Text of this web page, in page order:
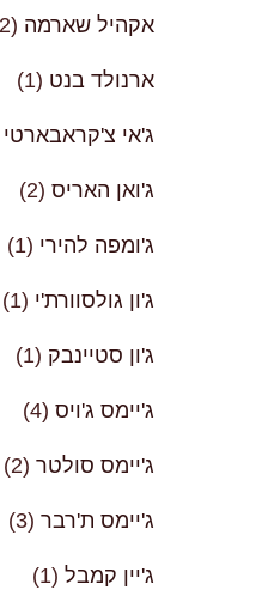
אקהיל שארמה (2)
ארנולד בנט (1)
ג'אי צ'קראבארטי
ג'ואן האריס (2)
ג'ומפה להירי (1)
ג'ון גולסוורת'י (1)
ג'ון סטיינבק (1)
ג'יימס ג'ויס (4)
ג'יימס סולטר (2)
ג'יימס ת'רבר (3)
ג'יין קמבל (1)